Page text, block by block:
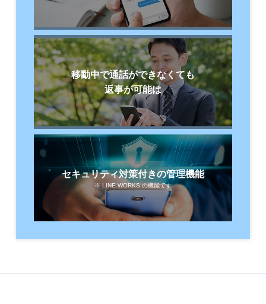
移動中で通話ができなくても
返事が可能は
セキュリティ対策付きの管理機能
※ LINE WORKS の機能です